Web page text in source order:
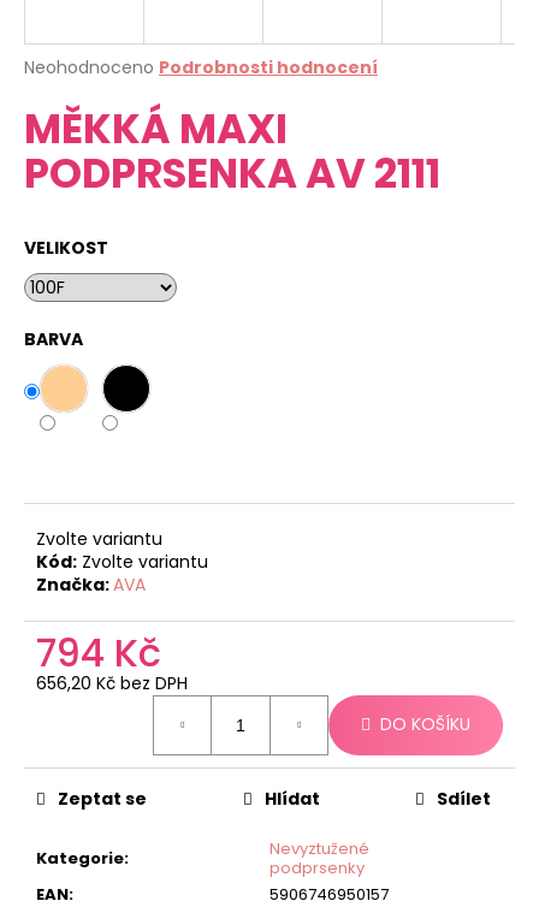
Průměrné
produktu
je
0,0
Neohodnoceno Podrobnosti hodnocení
MĚKKÁ MAXI
PODPRSENKA AV 2111
VELIKOST
BARVA
Zvolte variantu
Kód: Zvolte variantu
Značka:AVA
794 Kč
656,20 Kč bez DPH
DO KOŠÍKU
Kategorie:
Nevyztužené
podprsenky
EAN:
5906746950157
Zeptat se Hlídat Sdílet
j
t
?
D
o
p
č
u
e
m
e